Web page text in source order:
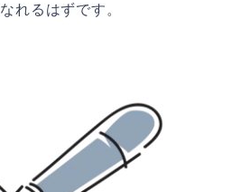
れるはずです。